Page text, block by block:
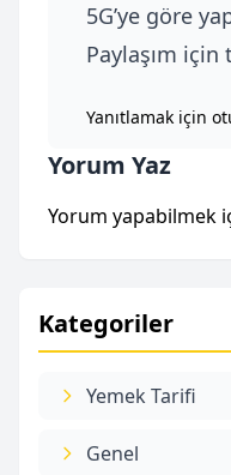
Kategoriler
Yemek Tarifi
Genel
5G’ye göre
Paylaşım için
Yanıtlamak için
Yorum Yaz
Yorum yapabilmek